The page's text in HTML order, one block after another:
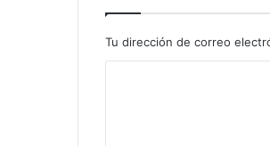
Tu dirección de correo